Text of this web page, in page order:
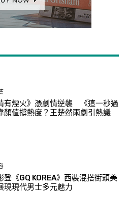
有煙火》憑劇情逆襲 《這一秒過
顏值撐熱度？王楚然兩劇引熱議
登《GQ KOREA》西裝混搭街頭美
現代男士多元魅力